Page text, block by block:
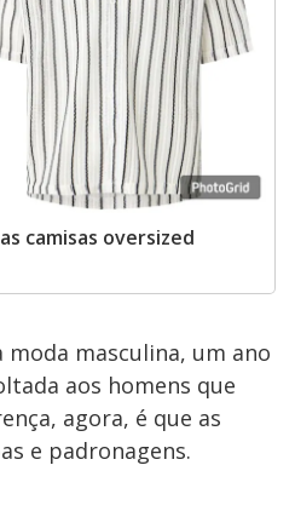
camisas oversized
masculina, um ano
aos homens que
agora, é que as
e padronagens.